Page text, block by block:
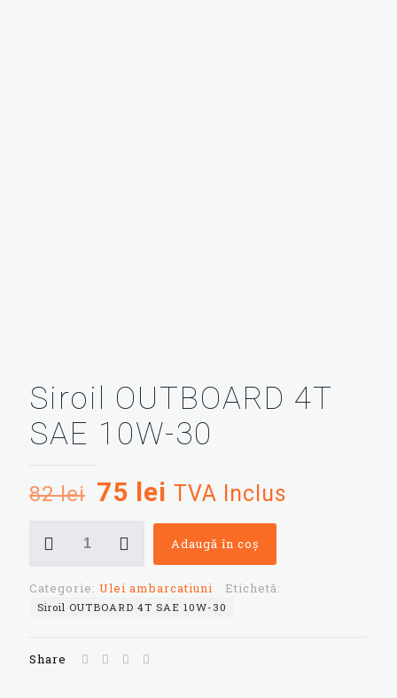
Siroil OUTBOARD 4T
SAE 10W-30
82lei Prețul
inițial
fost:
82 lei.
75 lei Prețul
curent
este:
75 lei.
TVA Inclus
SAE
10W-
Adaugă în coș
Categorie: Ulei ambarcatiuni Etichetă:
Siroil OUTBOARD 4T SAE 10W-30
Share